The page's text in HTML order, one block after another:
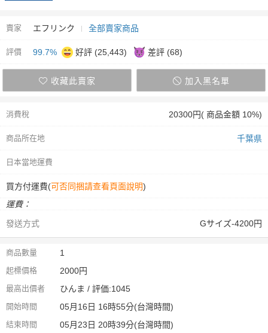
賣家 エフリンク 全部賣家商品
評價 99.7% 好評 (25,443) 差評 (68)
收藏此賣家 加入黑名單
消費稅 20300円( 商品金額 10%)
商品所在地 千葉県
日本當地運費
買方付運費(可否同捆請查看頁面說明)
運費：
發送方式
Gサイズ-4200円
商品數量 1
起標價格 2000円
最高出價者 ひんま / 評価:1045
開始時間 05月16日 16時55分(台灣時間)
結束時間 05月23日 20時39分(台灣時間)